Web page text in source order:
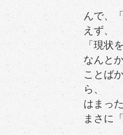
んで、
えず、
「現状
なんと
ことば
ら、
はまっ
まさに